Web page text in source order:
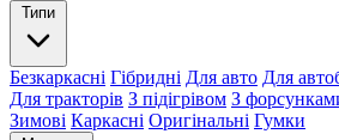
Типи
Безкаркасні Гібридні Для авто Для
Для тракторів З підігрівом З
Зимові Каркасні Оригінальні Гумки